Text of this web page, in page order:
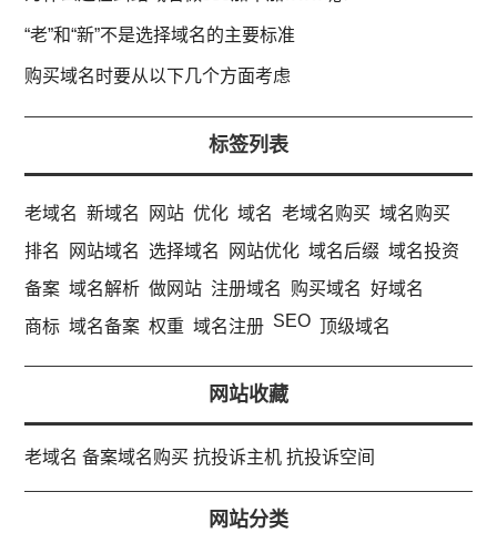
“老”和“新”不是选择域名的主要标准
购买域名时要从以下几个方面考虑
标签列表
老域名 新域名 网站 优化 域名 老域名购买 域名购买
排名
网站域名 选择域名 网站优化 域名后缀 域名投资
备案 域名解析 做网站 注册域名 购买域名
好域名
商标 域名备案 权重 域名注册 SEO 顶级域名
网站收藏
老域名 备案域名购买 抗投诉主机 抗投诉空间
网站分类